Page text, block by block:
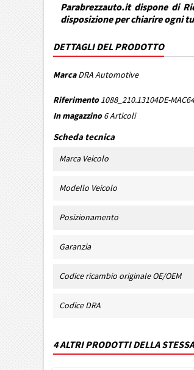
Parabrezzauto.it dispone di
disposizione per chiarire ogni
DETTAGLI DEL PRODOTTO
Marca DRA Automotive
Riferimento 1088_210.13104DE-
In magazzino 6 Articoli
Scheda tecnica
Marca Veicolo
Modello Veicolo
Posizionamento
Garanzia
Codice ricambio originale OE/OEM
Codice DRA
4 ALTRI PRODOTTI DELLA